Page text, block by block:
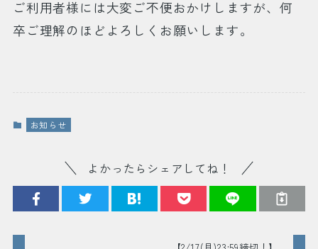
ご利用者様には大変ご不便おかけしますが、何
卒ご理解のほどよろしくお願いします。
お知らせ
よかったらシェアしてね！